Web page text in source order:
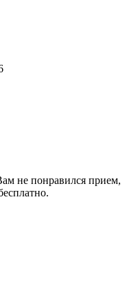
не понравился прием,